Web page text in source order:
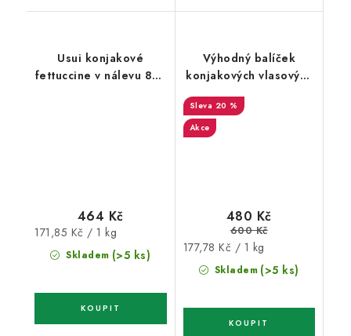
Usui konjakové
fettuccine v nálevu 8+2
Skladem (>5 ks)
464 Kč
Měrná
cena:
171,85 Kč / 1 kg
Výhodný balíček
konjakových vlasových
nudlí capellini Slim
Pasta v nálevu 8+2
20 %
Akce
Skladem (>5 ks)
480 Kč
600 Kč
Měrná
cena:
177,78 Kč / 1 kg